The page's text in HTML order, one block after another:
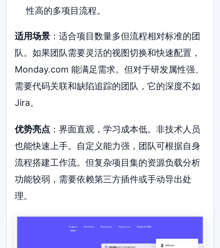
性高的多项目流程。
适用场景 ：适合项目数量多但流程相对标准的团
队。如果团队需要灵活的视图切换和快速配置，
Monday.com 能满足需求。但对于研发属性强、
需要代码关联和缺陷追踪的团队，它的深度不如
Jira。
优势亮点 ：界面直观，学习成本低。非技术人员
也能快速上手。自定义能力强，团队可根据自身
流程搭建工作流。但复杂项目集的资源负载分析
功能较弱，需要依赖第三方插件或手动导出处
理。